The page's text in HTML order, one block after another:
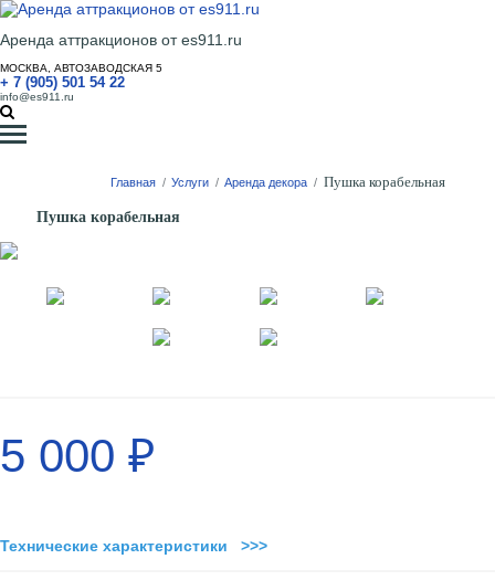
Аренда аттракционов от es911.ru
МОСКВА, АВТОЗАВОДСКАЯ 5
+ 7 (905) 501 54 22
info@es911.ru
Главная / Услуги / Аренда декора / Пушка корабельная
Пушка корабельная
5 000 ₽
Технические характеристики >>>